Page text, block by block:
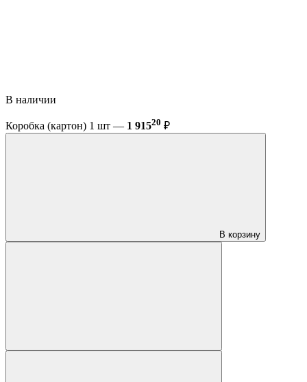
В наличии
Коробка (картон) 1 шт — 1 91520 ₽
В корзину